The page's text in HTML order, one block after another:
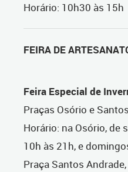
Horário: 10h30 às 15h
FEIRA DE
Feira Especial de
Praças Osório e
Horário: na Osório, de
10h às 21h, e
Praça Santos